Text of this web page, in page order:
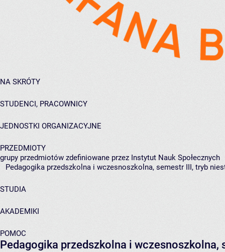
NA SKRÓTY
STUDENCI, PRACOWNICY
JEDNOSTKI ORGANIZACYJNE
PRZEDMIOTY
grupy przedmiotów zdefiniowane przez Instytut Nauk Społecznych
Pedagogika przedszkolna i wczesnoszkolna, semestr III, tryb
STUDIA
AKADEMIKI
POMOC
Pedagogika przedszkolna i